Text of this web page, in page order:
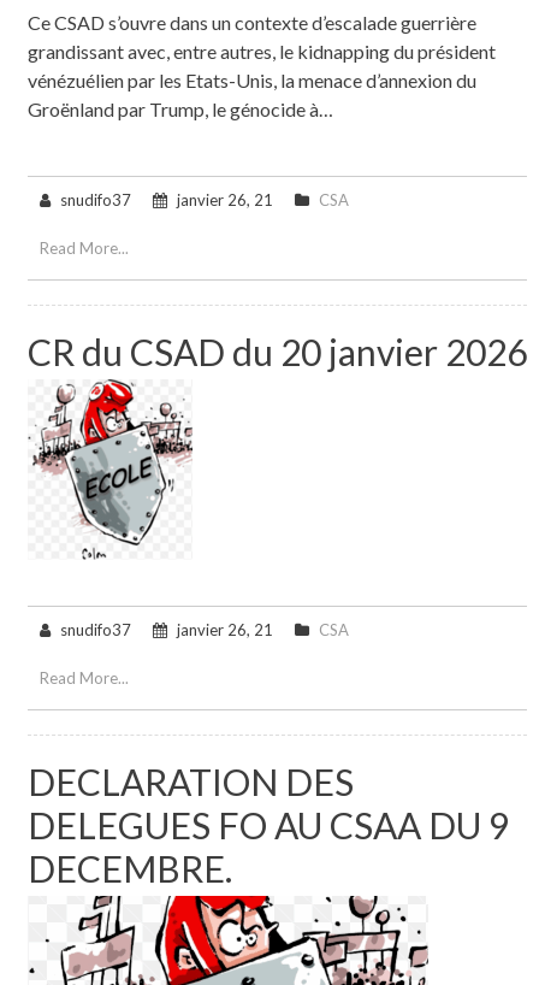
Ce CSAD s’ouvre dans un contexte d’escalade guerrière
grandissant avec, entre autres, le kidnapping du président
vénézuélien par les Etats-Unis, la menace d’annexion du
Groënland par Trump, le génocide à…
snudifo37 janvier 26, 21 CSA
Read More...
CR du CSAD du 20 janvier 2026
snudifo37 janvier 26, 21 CSA
Read More...
DECLARATION DES
DELEGUES FO AU CSAA DU 9
DECEMBRE.